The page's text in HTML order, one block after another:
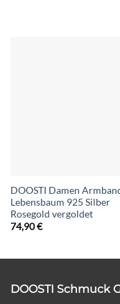
DOOSTI Damen
Lebensbaum 925 Silber
Rosegold vergoldet
74,90€
DOOSTI Schmuck